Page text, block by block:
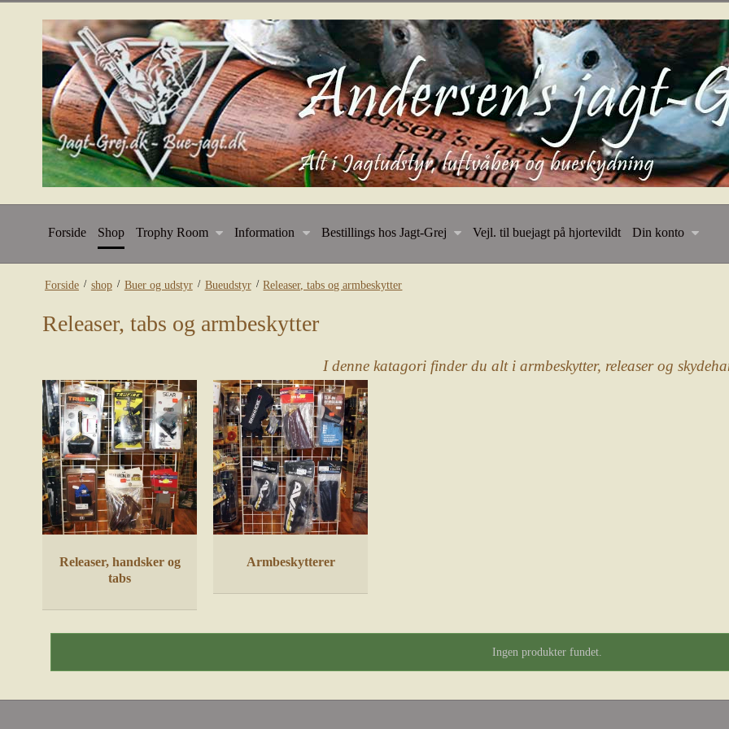
Forside Shop Trophy Room Information Bestillings hos Jagt-Grej Vejl. til buejagt på hjortevildt Din konto
Forside / shop / Buer og udstyr / Bueudstyr / Releaser, tabs og armbeskytter
Releaser, tabs og armbeskytter
I denne katagori finder du alt i armbeskytter, releaser og
Releaser, handsker og
tabs
Armbeskytterer
Ingen produkter fundet.